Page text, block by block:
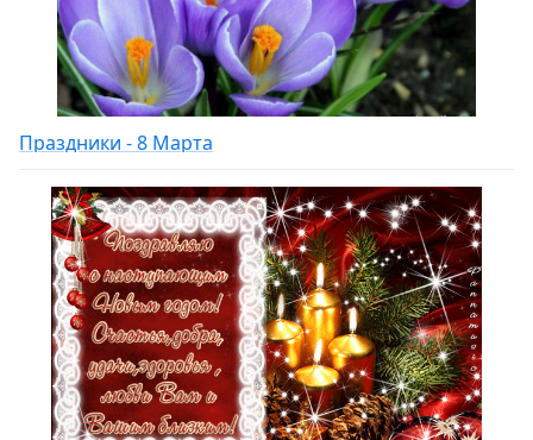
Праздники - 8 Марта